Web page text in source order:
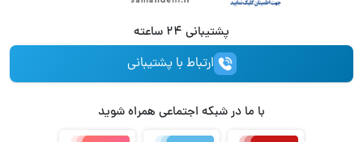
با ما در شبکه اجتماعی همراه شوید
پشتیبانی 24 ساعته
ارتباط با پشتیبانی